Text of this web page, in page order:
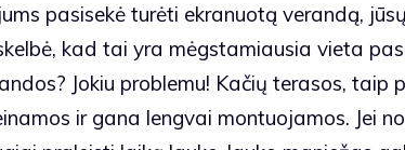
pasisekė turėti ekranuotą verandą,
kad tai yra mėgstamiausia vieta
Jokiu problemu! Kačių terasos,
ir gana lengvai montuojamos. Jei